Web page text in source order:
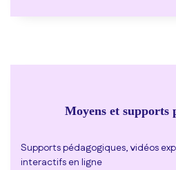
Moyens et supports
Supports pédagogiques, vidéos
interactifs en ligne